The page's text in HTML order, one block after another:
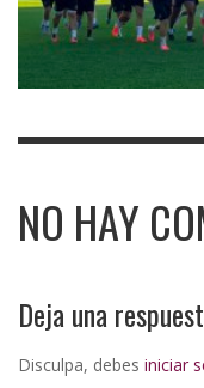
NO HAY
Deja una
Disculpa, debes iniciar